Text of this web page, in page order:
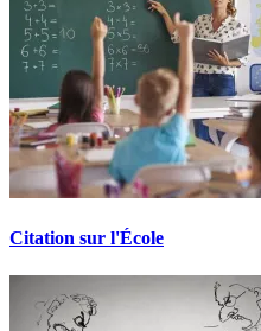
Citation sur l'École